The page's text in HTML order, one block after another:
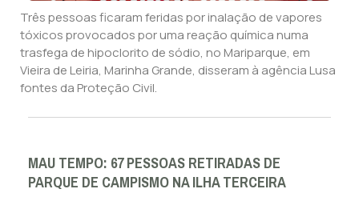
Três pessoas ficaram feridas por inalação de vapores
tóxicos provocados por uma reação química numa
trasfega de hipoclorito de sódio, no Mariparque, em
Vieira de Leiria, Marinha Grande, disseram à agência Lusa
fontes da Proteção Civil.
MAU TEMPO: 67 PESSOAS RETIRADAS DE
PARQUE DE CAMPISMO NA ILHA TERCEIRA